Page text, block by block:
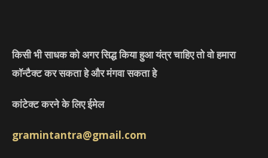
किसी भी साधक को अगर सिद्ध किया हुआ यंत्र चाहिए तो वो हमारा
कॉन्टैक्ट कर सकता हे और मंगवा सकता हे
कांटेक्ट करने के लिए ईमेल
gramintantra@gmail.com